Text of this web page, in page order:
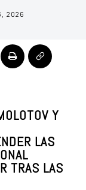
2026
Y
LAS
TRAS LAS